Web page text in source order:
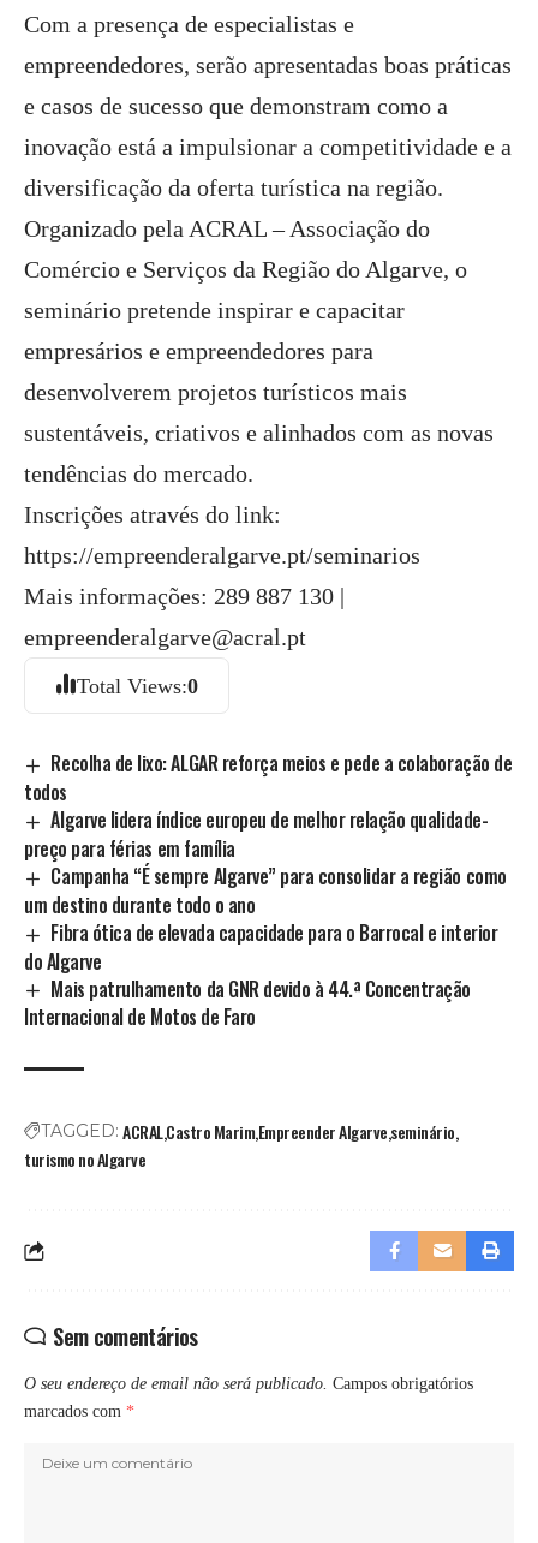
Com a presença de especialistas e
empreendedores, serão apresentadas boas práticas
e casos de sucesso que demonstram como a
inovação está a impulsionar a competitividade e a
diversificação da oferta turística na região.
Organizado pela ACRAL – Associação do
Comércio e Serviços da Região do Algarve, o
seminário pretende inspirar e capacitar
empresários e empreendedores para
desenvolverem projetos turísticos mais
sustentáveis, criativos e alinhados com as novas
tendências do mercado.
Inscrições através do link:
https://empreenderalgarve.pt/seminarios
Mais informações: 289 887 130 |
empreenderalgarve@acral.pt
Total Views:0
Recolha de lixo: ALGAR reforça meios e pede a colaboração de
todos
Algarve lidera índice europeu de melhor relação qualidade-
preço para férias em família
Campanha “É sempre Algarve” para consolidar a região como
um destino durante todo o ano
Fibra ótica de elevada capacidade para o Barrocal e interior
do Algarve
Mais patrulhamento da GNR devido à 44.ª Concentração
Internacional de Motos de Faro
TAGGED: ACRALCastro MarimEmpreender Algarveseminário
turismo no Algarve
Sem comentários
O seu endereço de email não será publicado. Campos obrigatórios
marcados com *